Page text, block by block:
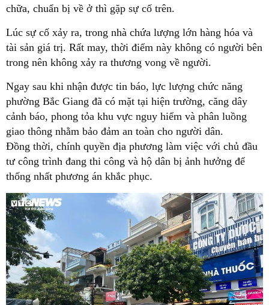
chữa, chuẩn bị về ở thì gặp sự cố trên.
Lúc sự cố xảy ra, trong nhà chứa lượng lớn hàng hóa và
tài sản giá trị. Rất may, thời điểm này không có người bên
trong nên không xảy ra thương vong về người.
Ngay sau khi nhận được tin báo, lực lượng chức năng
phường Bắc Giang đã có mặt tại hiện trường, căng dây
cảnh báo, phong tỏa khu vực nguy hiểm và phân luồng
giao thông nhằm bảo đảm an toàn cho người dân.
Đồng thời, chính quyền địa phương làm việc với chủ đầu
tư công trình đang thi công và hộ dân bị ảnh hưởng để
thống nhất phương án khắc phục.